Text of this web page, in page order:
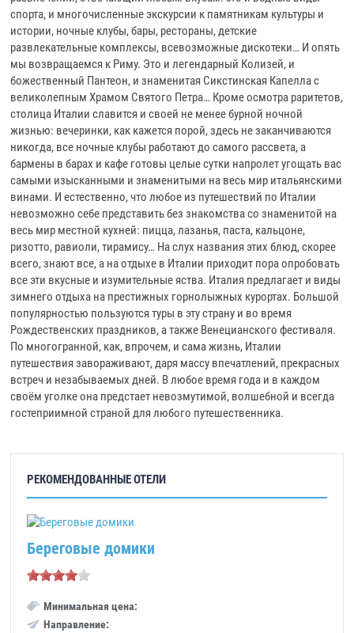
спорта, и многочисленные экскурсии к памятникам культуры и
истории, ночные клубы, бары, рестораны, детские
развлекательные комплексы, всевозможные дискотеки… И опять
мы возвращаемся к Риму. Это и легендарный Колизей, и
божественный Пантеон, и знаменитая Сикстинская Капелла с
великолепным Храмом Святого Петра… Кроме осмотра раритетов,
столица Италии славится и своей не менее бурной ночной
жизнью: вечеринки, как кажется порой, здесь не заканчиваются
никогда, все ночные клубы работают до самого рассвета, а
бармены в барах и кафе готовы целые сутки напролет угощать вас
самыми изысканными и знаменитыми на весь мир итальянскими
винами. И естественно, что любое из путешествий по Италии
невозможно себе представить без знакомства со знаменитой на
весь мир местной кухней: пицца, лазанья, паста, кальцоне,
ризотто, равиоли, тирамису… На слух названия этих блюд, скорее
всего, знают все, а на отдыхе в Италии приходит пора опробовать
все эти вкусные и изумительные яства. Италия предлагает и виды
зимнего отдыха на престижных горнолыжных курортах. Большой
популярностью пользуются туры в эту страну и во время
Рождественских праздников, а также Венецианского фестиваля.
По многогранной, как, впрочем, и сама жизнь, Италии
путешествия завораживают, даря массу впечатлений, прекрасных
встреч и незабываемых дней. В любое время года и в каждом
своём уголке она предстает невозмутимой, волшебной и всегда
гостеприимной страной для любого путешественника.
РЕКОМЕНДОВАННЫЕ ОТЕЛИ
Береговые домики
Минимальная цена:
Направление: